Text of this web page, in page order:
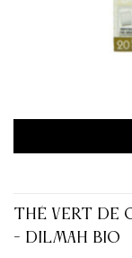
THÉ VERT DE
- DILMAH BIO